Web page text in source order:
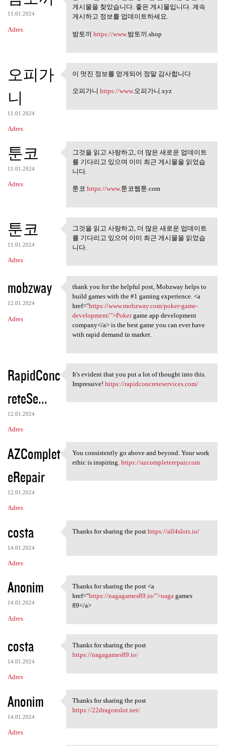
11.01.2024
Adres
블로그 검색에서 관련 정보를 검
색하는 동안이 게시물을
게시물을 찾았습니다. 좋은 게시물입니다. 계속
게시하고 정보를 업데이트하세요.
밤토끼 https://www.밤토끼.shop
오피가
니
11.01.2024
Adres
이 멋진 정보를 얻게되어 정말 감
사합니다
이 멋진 정보를 얻게되어 정말 감사합니다
오피가니 https://www.오피가니.xyz
툰코
11.01.2024
Adres
그것을 읽고 사랑하고, 더 많은 새
로운 업데이트를
그것을 읽고 사랑하고, 더 많은 새로운 업데이트
를 기다리고 있으며 이미 최근 게시물을 읽었습
니다.
툰코 https://www.툰코웹툰.com
툰코
11.01.2024
Adres
그것을 읽고 사랑하고, 더 많은 새
로운 업데이트를
그것을 읽고 사랑하고, 더 많은 새로운 업데이트
를 기다리고 있으며 이미 최근 게시물을 읽었습
니다.
mobzway
12.01.2024
Adres
thank you for the helpful
thank you for the helpful post, Mobzway helps to
build games with the #1 gaming experience. <a
href="https://www.mobzway.com/poker-game-
development/">Pokergame app development
company</a> is the best game you can ever have
with rapid demand in market.
RapidConc
reteSe...
12.01.2024
Adres
It's evident that you put a
It's evident that you put a lot of thought into this.
Impressive! https://rapidconcreteservices.com/
AZComplet
eRepair
12.01.2024
Adres
You consistently go above and
You consistently go above and beyond. Your work
ethic is inspiring. https://azcompleterepair.com
costa
14.01.2024
Adres
Thanks for sharing the post
Thanks for sharing the post https://all4slots.io/
Anonim
14.01.2024
Adres
Thanks for sharing the post
Thanks for sharing the post <a
href="https://nagagames89.io/">nagagames
89</a>
costa
14.01.2024
Adres
Thanks for sharing the post
Thanks for sharing the post
https://nagagames89.io/
Anonim
14.01.2024
Adres
Thanks for sharing the post
Thanks for sharing the post
https://22dragonslot.net/